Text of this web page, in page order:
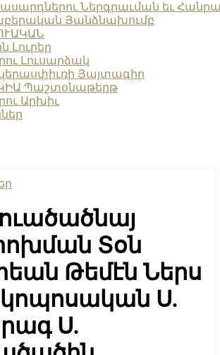
Ներգրաւման եւ
Յանձնախումբ
Լուրեր
Լուսարձակ
Յայտագիր
Պաշտօնաթերթ
Արխիւ
Տօն
Թեմէն Ներս
Ս.
Ս.